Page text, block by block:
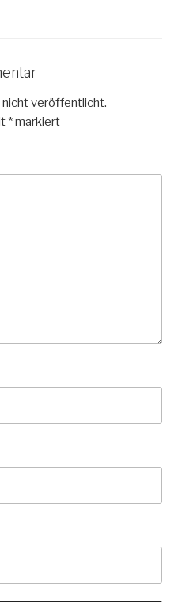
veröffentlicht.
*markiert